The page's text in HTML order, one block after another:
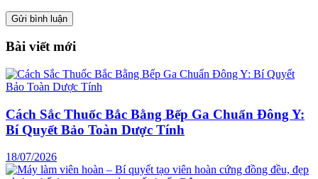
Bài viết mới
Cách Sắc Thuốc Bắc Bằng Bếp Ga Chuẩn Đông Y:
Bí Quyết Bảo Toàn Dược Tính
18/07/2026